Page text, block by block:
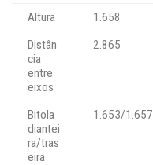
Altura
1.658
Distân
cia
entre
eixos
2.865
Bitola
diantei
ra/tras
eira
1.653/1.657